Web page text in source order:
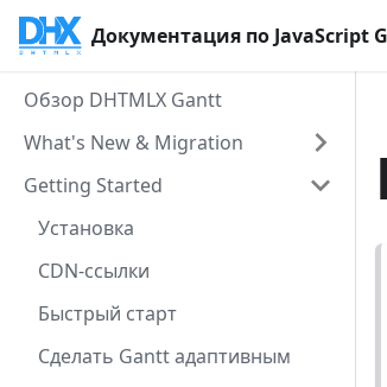
Документация по JavaScript
Обзор DHTMLX Gantt
What's New & Migration
Getting Started
Установка
CDN-ссылки
Быстрый старт
Сделать Gantt адаптивным